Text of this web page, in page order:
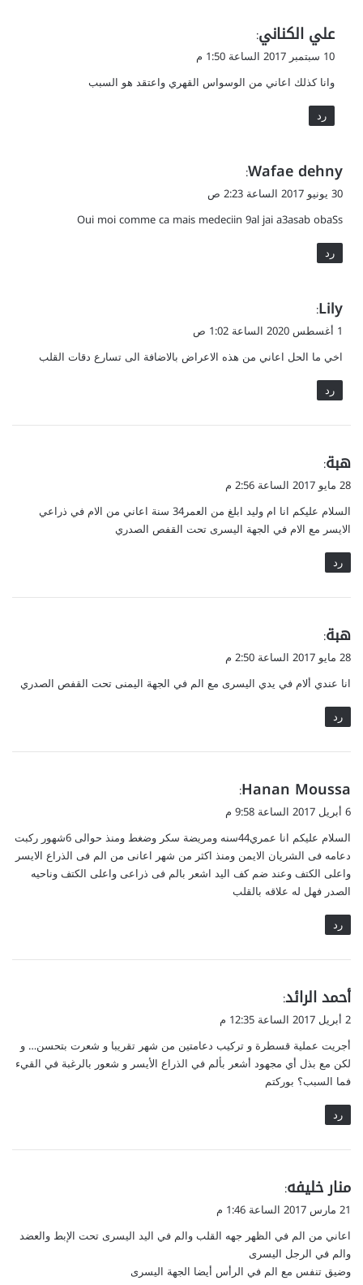
ي
ق
ل
علي الكناني:
10 سبتمبر 2017 الساعة 1:50 م
وانا كذلك اعاني من الوسواس القهري واعتقد هو السبب
رد
ي
ق
ل
Wafae dehny
:
30 يونيو 2017 الساعة 2:23 ص
Oui moi comme ca mais medeciin 9al jai a3asab obaSs
رد
ي
ق
ل
Lily
:
1 أغسطس 2020 الساعة 1:02 ص
اخي ما الحل اعاني من هذه الاعراض بالاضافة الى تسارع دقات القلب
رد
ي
ق
ل
هبة:
28 مايو 2017 الساعة 2:56 م
السلام عليكم انا ام وليد ابلغ من العمر34 سنة اعاني من الام في ذراعي
الايسر مع الام في الجهة اليسرى تحت القفص الصدري
رد
ي
ق
ل
هبة:
28 مايو 2017 الساعة 2:50 م
انا عندي ألام في يدي اليسرى مع الم في الجهة اليمنى تحت القفص الصدري
رد
ي
ق
ل
Hanan Moussa
:
6 أبريل 2017 الساعة 9:58 م
السلام عليكم انا عمري44سنه ومريضة سكر وضغط ومنذ حوالى 6شهور ركبت
دعامه فى الشريان الايمن ومنذ اكثر من شهر اعانى من الم فى الذراع الايسر
واعلى الكتف وعند ضم كف اليد اشعر بالم فى ذراعى واعلى الكتف وناحيه
الصدر فهل له علاقه بالقلب
رد
ي
ق
ل
أحمد الرائد:
2 أبريل 2017 الساعة 12:35 م
أجريت عملية قسطرة و تركيب دعامتين من شهر تقريبا و شعرت بتحسن… و
لكن مع بذل أي مجهود أشعر بألم في الذراع الأيسر و شعور بالرغبة في القيء
فما السبب؟ بوركتم
رد
ي
ق
ل
منار خليفه:
21 مارس 2017 الساعة 1:46 م
اعاني من الم في الظهر جهه القلب والم في اليد اليسرى تحت الإبط والعضد
والم في الرجل اليسرى
وضيق تنفس مع الم في الرأس أيضا الجهة اليسرى